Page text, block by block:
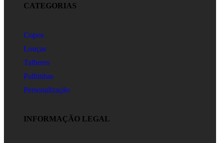
CATEGORIAS
Copos
Louças
Talheres
Palhinhas
Personalização
INFORMAÇÃO LEGAL